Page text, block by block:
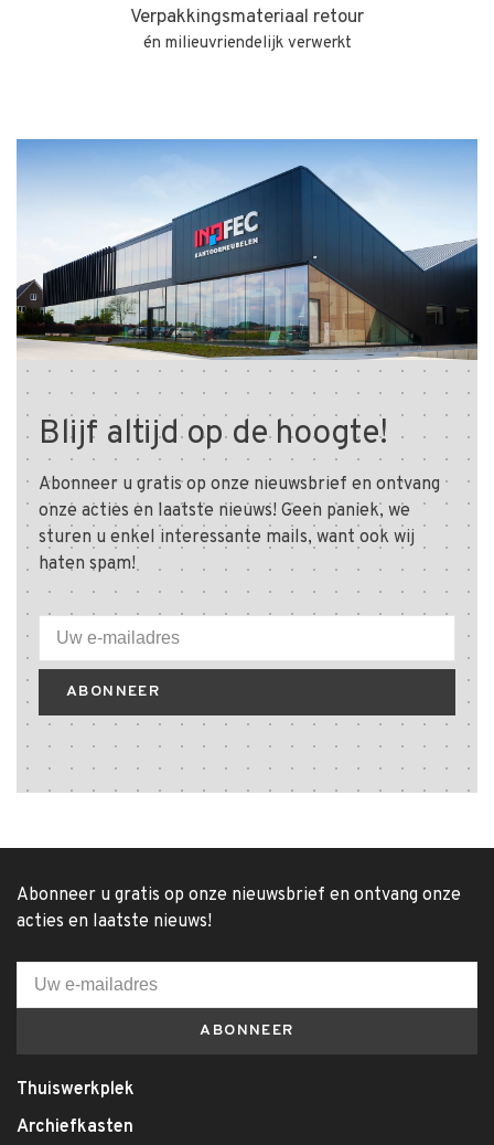
Verpakkingsmateriaal retour
én milieuvriendelijk verwerkt
Blijf altijd op de hoogte!
Abonneer u gratis op onze nieuwsbrief en ontvang
onze acties en laatste nieuws! Geen paniek, we
sturen u enkel interessante mails, want ook wij
haten spam!
ABONNEER
Abonneer u gratis op onze nieuwsbrief en ontvang onze
acties en laatste nieuws!
ABONNEER
Thuiswerkplek
Archiefkasten